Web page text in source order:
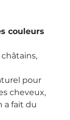
couleurs
pour
cheveux,
a fait du